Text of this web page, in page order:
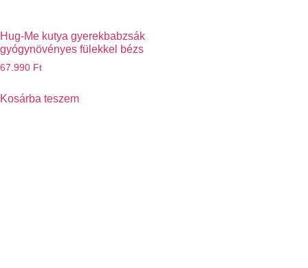
Hug-Me kutya gyerekbabzsák
gyógynövényes fülekkel bézs
67.990 Ft
Kosárba teszem